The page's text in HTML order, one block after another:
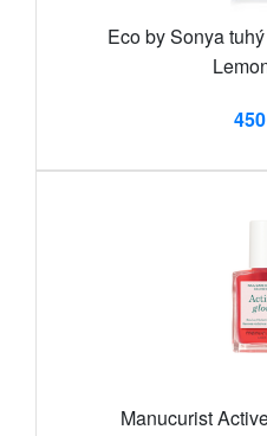
Eco by Sonya
Manucurist